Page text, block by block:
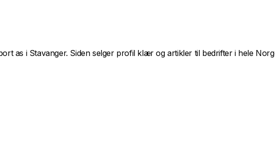
as i Stavanger. Siden selger profil klær og artikler til bedrifter i hele